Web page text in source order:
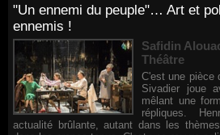
"Un ennemi du peuple"… Art et
ennemis !
Safidin
Théâtre
C'est une pièce
Sivadier joue
mêlant une
répliques.
actualité brûlante, autant dans les